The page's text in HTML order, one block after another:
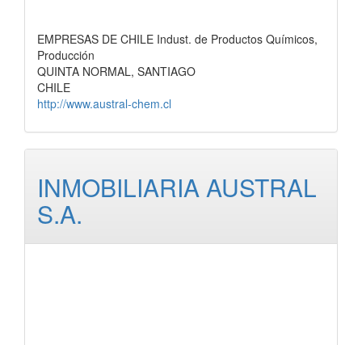
EMPRESAS DE CHILE Indust. de Productos Químicos,
Producción
QUINTA NORMAL, SANTIAGO
CHILE
http://www.austral-chem.cl
INMOBILIARIA AUSTRAL
S.A.